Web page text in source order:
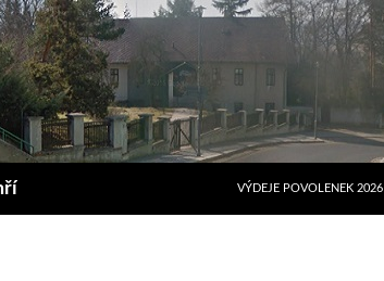
VÝDEJE POVOLENEK 2026